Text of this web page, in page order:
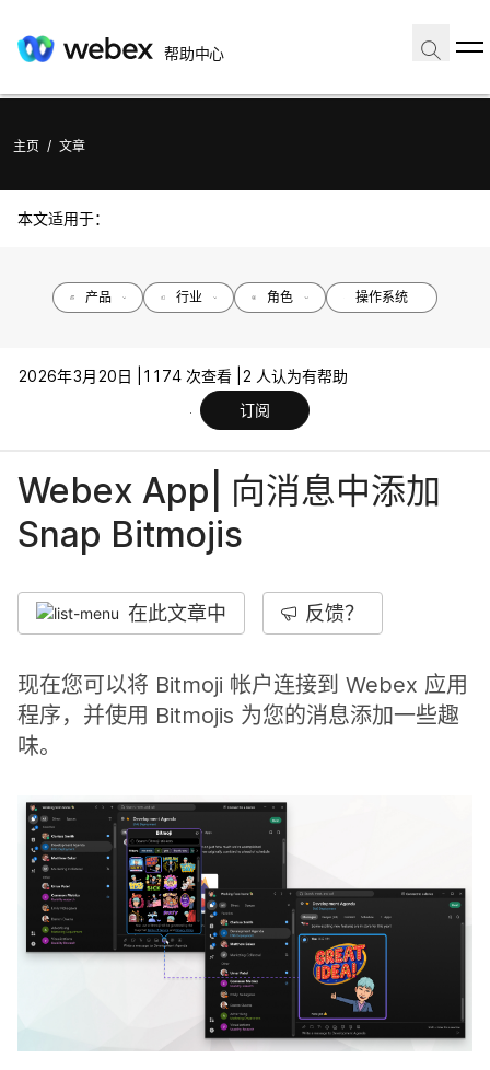
帮助中心
主页 / 文章
本文适用于：
产品 行业 角色 操作系统
2026年3月20日 | 1174 次查看 |
2 人认为有帮助
订阅
Webex App| 向消息中添加
Snap Bitmojis
在此文章中 反馈？
现在您可以将 Bitmoji 帐户连接到 Webex 应用
程序，并使用 Bitmojis 为您的消息添加一些趣
味。